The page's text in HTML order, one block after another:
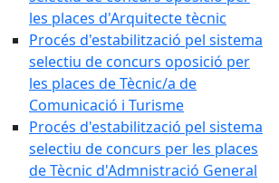
les places d'Arquitecte tècnic
Procés d'estabilització pel sistema
selectiu de concurs oposició per
les places de Tècnic/a de
Comunicació i Turisme
Procés d'estabilització pel sistema
selectiu de concurs per les places
de Tècnic d'Admnistració General